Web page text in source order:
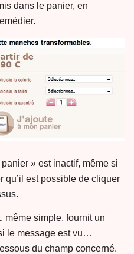
dans le panier, en
» est inactif, même si
qu’il est possible de cliquer
même simple, fournit un
le message est vu…
du champ concerné.